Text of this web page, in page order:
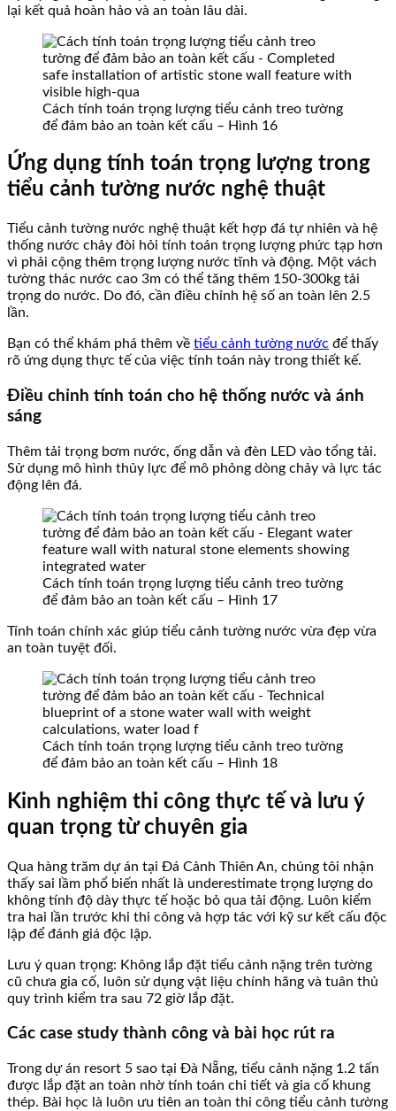
lại kết quả hoàn hảo và an toàn lâu dài.
Cách tính toán trọng lượng tiểu cảnh treo tường
để đảm bảo an toàn kết cấu – Hình 16
Ứng dụng tính toán trọng lượng trong
tiểu cảnh tường nước nghệ thuật
Tiểu cảnh tường nước nghệ thuật kết hợp đá tự nhiên và hệ
thống nước chảy đòi hỏi tính toán trọng lượng phức tạp hơn
vì phải cộng thêm trọng lượng nước tĩnh và động. Một vách
tường thác nước cao 3m có thể tăng thêm 150-300kg tải
trọng do nước. Do đó, cần điều chỉnh hệ số an toàn lên 2.5
lần.
Bạn có thể khám phá thêm về tiểu cảnh tường nước để thấy
rõ ứng dụng thực tế của việc tính toán này trong thiết kế.
Điều chỉnh tính toán cho hệ thống nước và ánh
sáng
Thêm tải trọng bơm nước, ống dẫn và đèn LED vào tổng tải.
Sử dụng mô hình thủy lực để mô phỏng dòng chảy và lực tác
động lên đá.
Cách tính toán trọng lượng tiểu cảnh treo tường
để đảm bảo an toàn kết cấu – Hình 17
Tính toán chính xác giúp tiểu cảnh tường nước vừa đẹp vừa
an toàn tuyệt đối.
Cách tính toán trọng lượng tiểu cảnh treo tường
để đảm bảo an toàn kết cấu – Hình 18
Kinh nghiệm thi công thực tế và lưu ý
quan trọng từ chuyên gia
Qua hàng trăm dự án tại Đá Cảnh Thiên An, chúng tôi nhận
thấy sai lầm phổ biến nhất là underestimate trọng lượng do
không tính độ dày thực tế hoặc bỏ qua tải động. Luôn kiểm
tra hai lần trước khi thi công và hợp tác với kỹ sư kết cấu độc
lập để đánh giá độc lập.
Lưu ý quan trọng: Không lắp đặt tiểu cảnh nặng trên tường
cũ chưa gia cố, luôn sử dụng vật liệu chính hãng và tuân thủ
quy trình kiểm tra sau 72 giờ lắp đặt.
Các case study thành công và bài học rút ra
Trong dự án resort 5 sao tại Đà Nẵng, tiểu cảnh nặng 1.2 tấn
được lắp đặt an toàn nhờ tính toán chi tiết và gia cố khung
thép. Bài học là luôn ưu tiên an toàn thi công tiểu cảnh tường